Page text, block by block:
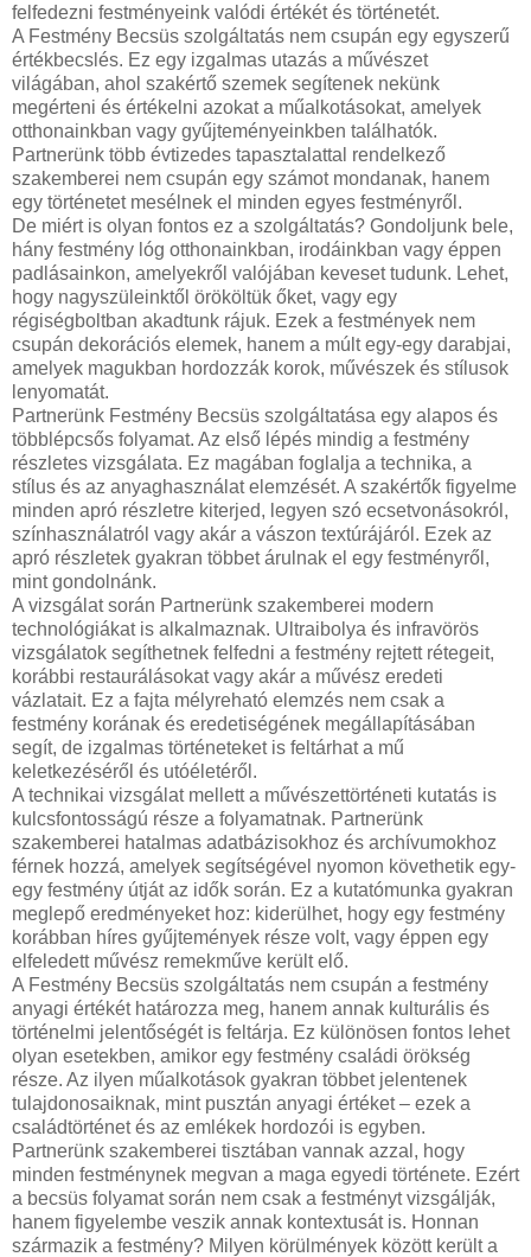
felfedezni festményeink valódi értékét és történetét.
A Festmény Becsüs szolgáltatás nem csupán egy egyszerű
értékbecslés. Ez egy izgalmas utazás a művészet
világában, ahol szakértő szemek segítenek nekünk
megérteni és értékelni azokat a műalkotásokat, amelyek
otthonainkban vagy gyűjteményeinkben találhatók.
Partnerünk több évtizedes tapasztalattal rendelkező
szakemberei nem csupán egy számot mondanak, hanem
egy történetet mesélnek el minden egyes festményről.
De miért is olyan fontos ez a szolgáltatás? Gondoljunk bele,
hány festmény lóg otthonainkban, irodáinkban vagy éppen
padlásainkon, amelyekről valójában keveset tudunk. Lehet,
hogy nagyszüleinktől örököltük őket, vagy egy
régiségboltban akadtunk rájuk. Ezek a festmények nem
csupán dekorációs elemek, hanem a múlt egy-egy darabjai,
amelyek magukban hordozzák korok, művészek és stílusok
lenyomatát.
Partnerünk Festmény Becsüs szolgáltatása egy alapos és
többlépcsős folyamat. Az első lépés mindig a festmény
részletes vizsgálata. Ez magában foglalja a technika, a
stílus és az anyaghasználat elemzését. A szakértők figyelme
minden apró részletre kiterjed, legyen szó ecsetvonásokról,
színhasználatról vagy akár a vászon textúrájáról. Ezek az
apró részletek gyakran többet árulnak el egy festményről,
mint gondolnánk.
A vizsgálat során Partnerünk szakemberei modern
technológiákat is alkalmaznak. Ultraibolya és infravörös
vizsgálatok segíthetnek felfedni a festmény rejtett rétegeit,
korábbi restaurálásokat vagy akár a művész eredeti
vázlatait. Ez a fajta mélyreható elemzés nem csak a
festmény korának és eredetiségének megállapításában
segít, de izgalmas történeteket is feltárhat a mű
keletkezéséről és utóéletéről.
A technikai vizsgálat mellett a művészettörténeti kutatás is
kulcsfontosságú része a folyamatnak. Partnerünk
szakemberei hatalmas adatbázisokhoz és archívumokhoz
férnek hozzá, amelyek segítségével nyomon követhetik egy-
egy festmény útját az idők során. Ez a kutatómunka gyakran
meglepő eredményeket hoz: kiderülhet, hogy egy festmény
korábban híres gyűjtemények része volt, vagy éppen egy
elfeledett művész remekműve került elő.
A Festmény Becsüs szolgáltatás nem csupán a festmény
anyagi értékét határozza meg, hanem annak kulturális és
történelmi jelentőségét is feltárja. Ez különösen fontos lehet
olyan esetekben, amikor egy festmény családi örökség
része. Az ilyen műalkotások gyakran többet jelentenek
tulajdonosaiknak, mint pusztán anyagi értéket – ezek a
családtörténet és az emlékek hordozói is egyben.
Partnerünk szakemberei tisztában vannak azzal, hogy
minden festménynek megvan a maga egyedi története. Ezért
a becsüs folyamat során nem csak a festményt vizsgálják,
hanem figyelembe veszik annak kontextusát is. Honnan
származik a festmény? Milyen körülmények között került a